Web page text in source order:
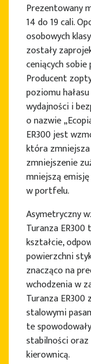
Prezentowany
14 do 19 cali.
osobowych
zostały
ceniących
Producent
poziomu
wydajności i
o nazwie
ER300 jest
która
zmniejszenie
mniejszą
w portfelu.
Asymetryczny
Turanza
kształcie,
powierzchni
znacząco na
wchodzenia w
Turanza
stalowymi
te
stabilności oraz
kierownicą.